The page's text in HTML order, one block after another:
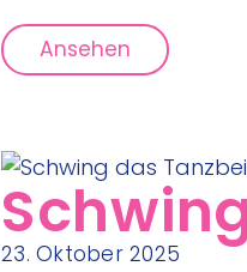
Ansehen
23. Oktober 2025